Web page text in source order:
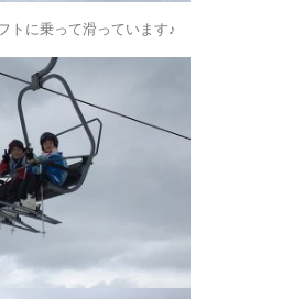
トに乗って滑っています♪